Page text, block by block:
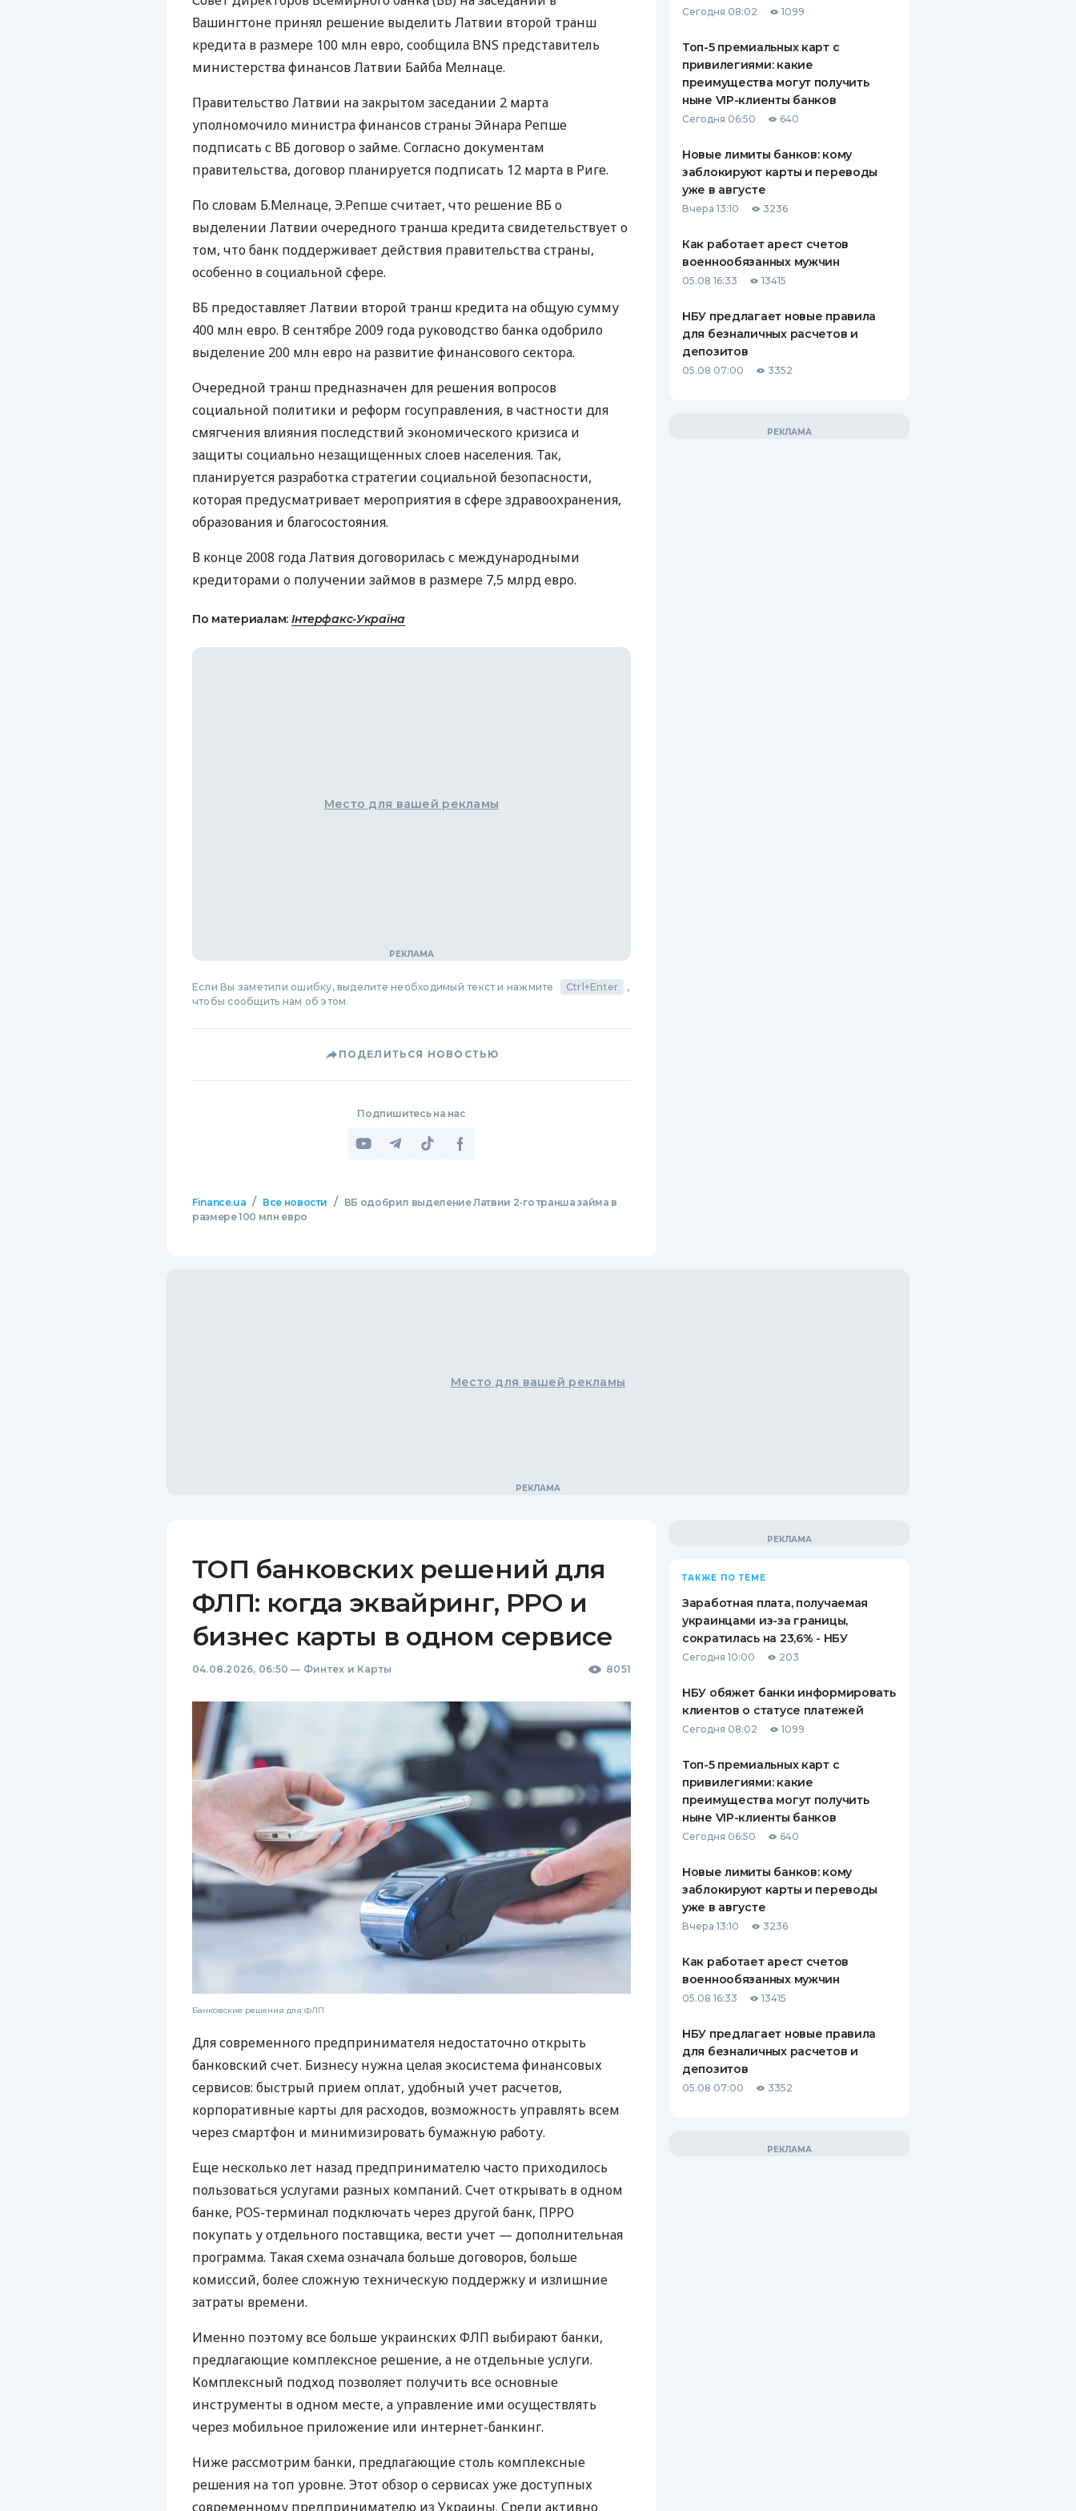
ЕЖЕМЕСЯЧНЫЙ ОБЗОР
КЕШБЭКА
ВСЕ СТРАХОВЫЕ ПОЛИСЫ
СТРАХОВЫЕ КОМПАНИИ
КОМПАНИЯХ
КОНТАКТЫ
Вашингтоне принял решение выделить Латвии второй транш
кредита в размере 100 млн евро, сообщила BNS представитель
министерства финансов Латвии Байба Мелнаце.
Правительство Латвии на закрытом заседании 2 марта
уполномочило министра финансов страны Эйнара Репше
подписать с ВБ договор о займе. Согласно документам
правительства, договор планируется подписать 12 марта в Риге.
По словам Б.Мелнаце, Э.Репше считает, что решение ВБ о
выделении Латвии очередного транша кредита свидетельствует о
том, что банк поддерживает действия правительства страны,
особенно в социальной сфере.
ВБ предоставляет Латвии второй транш кредита на общую сумму
400 млн евро. В сентябре 2009 года руководство банка одобрило
выделение 200 млн евро на развитие финансового сектора.
Очередной транш предназначен для решения вопросов
социальной политики и реформ госуправления, в частности для
смягчения влияния последствий экономического кризиса и
защиты социально незащищенных слоев населения. Так,
планируется разработка стратегии социальной безопасности,
которая предусматривает мероприятия в сфере здравоохранения,
образования и благосостояния.
В конце 2008 года Латвия договорилась с международными
кредиторами о получении займов в размере 7,5 млрд евро.
По материалам: Інтерфакс-Україна
Место для вашей рекламы
Если Вы заметили ошибку, выделите необходимый текст и нажмите Ctrl+Enter
,
чтобы сообщить нам об этом.
ПОДЕЛИТЬСЯ НОВОСТЬЮ
Подпишитесь на нас
Finance.ua / Все новости /
ВБ одобрил выделение Латвии 2-го транша займа в
размере 100 млн евро
Сегодня 08:02 1099
Топ-5 премиальных карт с
привилегиями: какие
преимущества могут получить
ныне VIP-клиенты банков
Сегодня 06:50 640
Новые лимиты банков: кому
заблокируют карты и переводы
уже в августе
Вчера 13:10 3236
Как работает арест счетов
военнообязанных мужчин
05.08 16:33 13415
НБУ предлагает новые правила
для безналичных расчетов и
депозитов
05.08 07:00 3352
Место для вашей рекламы
ТОП банковских решений для
ФЛП: когда эквайринг, РРО и
бизнес карты в одном сервисе
04.08.2026, 06:50 — Финтех и Карты 8051
Банковские решения для ФЛП
Для современного предпринимателя недостаточно открыть
банковский счет. Бизнесу нужна целая экосистема финансовых
сервисов: быстрый прием оплат, удобный учет расчетов,
корпоративные карты для расходов, возможность управлять всем
через смартфон и минимизировать бумажную работу.
Еще несколько лет назад предпринимателю часто приходилось
пользоваться услугами разных компаний. Счет открывать в одном
банке, POS-терминал подключать через другой банк, ПРРО
покупать у отдельного поставщика, вести учет — дополнительная
программа. Такая схема означала больше договоров, больше
комиссий, более сложную техническую поддержку и излишние
затраты времени.
Именно поэтому все больше украинских ФЛП выбирают банки,
предлагающие комплексное решение, а не отдельные услуги.
Комплексный подход позволяет получить все основные
инструменты в одном месте, а управление ими осуществлять
через мобильное приложение или интернет-банкинг.
Ниже рассмотрим банки, предлагающие столь комплексные
решения на топ уровне. Этот обзор о сервисах уже доступных
современному предпринимателю из Украины. Среди активно
ТАКЖЕ ПО ТЕМЕ
Заработная плата, получаемая
украинцами из-за границы,
сократилась на 23,6% - НБУ
Сегодня 10:00 203
НБУ обяжет банки информировать
клиентов о статусе платежей
Сегодня 08:02 1099
Топ-5 премиальных карт с
привилегиями: какие
преимущества могут получить
ныне VIP-клиенты банков
Сегодня 06:50 640
Новые лимиты банков: кому
заблокируют карты и переводы
уже в августе
Вчера 13:10 3236
Как работает арест счетов
военнообязанных мужчин
05.08 16:33 13415
НБУ предлагает новые правила
для безналичных расчетов и
депозитов
05.08 07:00 3352